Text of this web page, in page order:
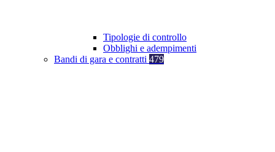
Tipologie di controllo
Obblighi e adempimenti
Bandi di gara e contratti 479